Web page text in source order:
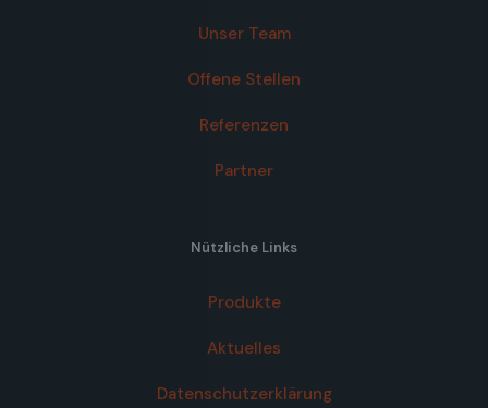
Unser Team
Offene Stellen
Referenzen
Partner
Nützliche Links
Produkte
Aktuelles
Datenschutzerklärung